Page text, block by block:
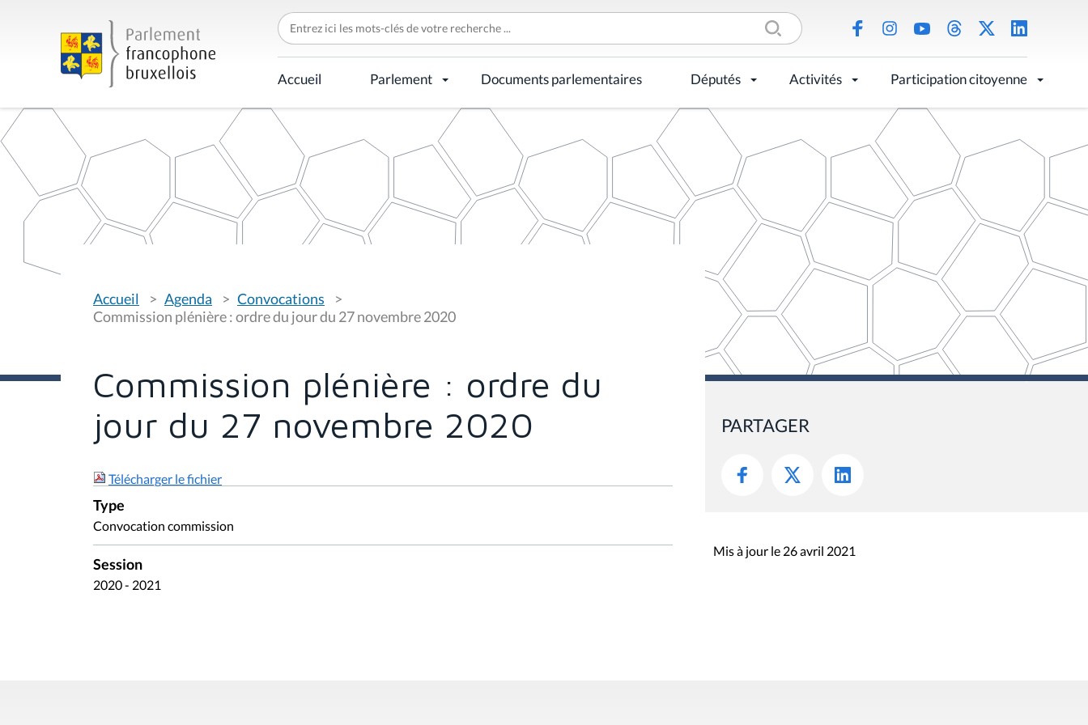
C
h
e
r
c
h
r
p
Accueil Parlement Documents parlementaires Députés Activités Participation citoyenne
o
u
s
s
i
:
Accueil Agenda
Convocations
Commission plénière : ordre du jour du 27 novembre 2020
Commission plénière : ordre du
jour du 27 novembre 2020
Télécharger le fichier
Type
Convocation commission
Session
2020 - 2021
PARTAGER
Mis à jour le 26 avril 2021